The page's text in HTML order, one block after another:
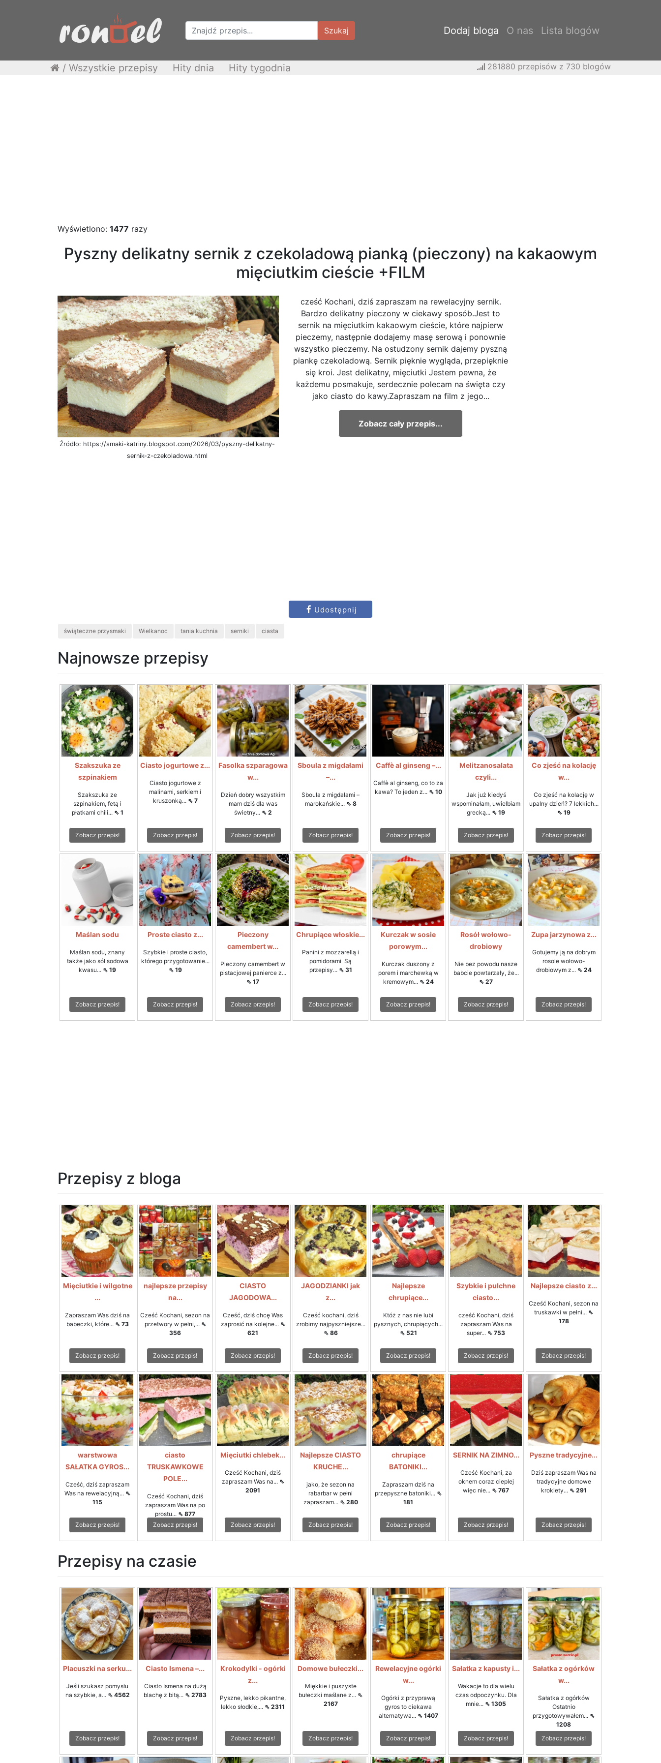
Szukaj Dodaj bloga O nas Lista blogów
/ Wszystkie przepisy Hity dnia Hity tygodnia 281880 przepisów z 730 blogów
Wyświetlono: 1477 razy
Pyszny delikatny sernik z czekoladową pianką (pieczony) na kakaowym
mięciutkim cieście +FILM
Źródło: https://smaki-katriny.blogspot.com/2026/03/pyszny-delikatny-
sernik-z-czekoladowa.html
cześć Kochani, dziś zapraszam na rewelacyjny sernik.
Bardzo delikatny pieczony w ciekawy sposób.Jest to
sernik na mięciutkim kakaowym cieście, które najpierw
pieczemy, następnie dodajemy masę serową i ponownie
wszystko pieczemy. Na ostudzony sernik dajemy pyszną
piankę czekoladową. Sernik pięknie wygląda, przepięknie
się kroi. Jest delikatny, mięciutki Jestem pewna, że
każdemu posmakuje, serdecznie polecam na święta czy
jako ciasto do kawy.Zapraszam na film z jego...
Zobacz cały przepis...
Udostępnij
świąteczne przysmaki Wielkanoc tania kuchnia serniki ciasta
Najnowsze przepisy
Szakszuka ze
szpinakiem
Szakszuka ze
szpinakiem, fetą i
płatkami chili... ⇖ 1
Zobacz przepis!
Ciasto jogurtowe z...
Ciasto jogurtowe z
malinami, serkiem i
kruszonką... ⇖ 7
Zobacz przepis!
Fasolka szparagowa
w...
Dzień dobry wszystkim
mam dziś dla was
świetny... ⇖ 2
Zobacz przepis!
Sboula z migdałami
–...
Sboula z migdałami –
marokańskie... ⇖ 8
Zobacz przepis!
Caffè al ginseng –...
Caffè al ginseng, co to za
kawa? To jeden z... ⇖ 10
Zobacz przepis!
Melitzanosalata
czyli...
Jak już kiedyś
wspominałam, uwielbiam
grecką... ⇖ 19
Zobacz przepis!
Co zjeść na kolację
w...
Co zjeść na kolację w
upalny dzień? 7 lekkich...
⇖ 19
Zobacz przepis!
Maślan sodu
Maślan sodu, znany
także jako sól sodowa
kwasu... ⇖ 19
Zobacz przepis!
Proste ciasto z...
Szybkie i proste ciasto,
którego przygotowanie...
⇖ 19
Zobacz przepis!
Pieczony
camembert w...
Pieczony camembert w
pistacjowej panierce z...
⇖ 17
Zobacz przepis!
Chrupiące włoskie...
Panini z mozzarellą i
pomidorami Są
przepisy... ⇖ 31
Zobacz przepis!
Kurczak w sosie
porowym...
Kurczak duszony z
porem i marchewką w
kremowym... ⇖ 24
Zobacz przepis!
Rosół wołowo-
drobiowy
Nie bez powodu nasze
babcie powtarzały, że...
⇖ 27
Zobacz przepis!
Zupa jarzynowa z...
Gotujemy ją na dobrym
rosole wołowo-
drobiowym z... ⇖ 24
Zobacz przepis!
Przepisy z bloga
Mięciutkie i wilgotne
...
Zapraszam Was dziś na
babeczki, które... ⇖ 73
Zobacz przepis!
najlepsze przepisy
na...
Cześć Kochani, sezon na
przetwory w pełni,... ⇖
356
Zobacz przepis!
CIASTO
JAGODOWA...
Cześć, dziś chcę Was
zaprosić na kolejne... ⇖
621
Zobacz przepis!
JAGODZIANKI jak
z...
Cześć kochani, dziś
zrobimy najpyszniejsze...
⇖ 86
Zobacz przepis!
Najlepsze
chrupiące...
Któż z nas nie lubi
pysznych, chrupiących...
⇖ 521
Zobacz przepis!
Szybkie i pulchne
ciasto...
cześć Kochani, dziś
zapraszam Was na
super... ⇖ 753
Zobacz przepis!
Najlepsze ciasto z...
Cześć Kochani, sezon na
truskawki w pełni... ⇖
178
Zobacz przepis!
warstwowa
SAŁATKA GYROS...
Cześć, dziś zapraszam
Was na rewelacyjną... ⇖
115
Zobacz przepis!
ciasto
TRUSKAWKOWE
POLE...
Cześć Kochani, dziś
zapraszam Was na po
prostu... ⇖ 877
Zobacz przepis!
Mięciutki chlebek...
Cześć Kochani, dziś
zapraszam Was na... ⇖
2091
Zobacz przepis!
Najlepsze CIASTO
KRUCHE...
jako, że sezon na
rabarbar w pełni
zapraszam... ⇖ 280
Zobacz przepis!
chrupiące
BATONIKI...
Zapraszam dziś na
przepyszne batoniki... ⇖
181
Zobacz przepis!
SERNIK NA ZIMNO...
Cześć Kochani, za
oknem coraz cieplej
więc nie... ⇖ 767
Zobacz przepis!
Pyszne tradycyjne...
Dziś zapraszam Was na
tradycyjne domowe
krokiety... ⇖ 291
Zobacz przepis!
Przepisy na czasie
Placuszki na serku...
Jeśli szukasz pomysłu
na szybkie, a... ⇖ 4562
Zobacz przepis!
Ciasto Ismena –...
Ciasto Ismena na dużą
blachę z bitą... ⇖ 2783
Zobacz przepis!
Krokodylki - ogórki
z...
Pyszne, lekko pikantne,
lekko słodkie,... ⇖ 2311
Zobacz przepis!
Domowe bułeczki...
Miękkie i puszyste
bułeczki maślane z... ⇖
2167
Zobacz przepis!
Rewelacyjne ogórki
w...
Ogórki z przyprawą
gyros to ciekawa
alternatywa... ⇖ 1407
Zobacz przepis!
Sałatka z kapusty i...
Wakacje to dla wielu
czas odpoczynku. Dla
mnie... ⇖ 1305
Zobacz przepis!
Sałatka z ogórków
w...
Sałatka z ogórków
Ostatnio
przygotowywałem... ⇖
1208
Zobacz przepis!